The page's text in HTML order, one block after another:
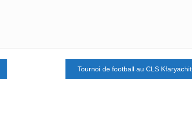
Tournoi de football au CLS Kfaryachit